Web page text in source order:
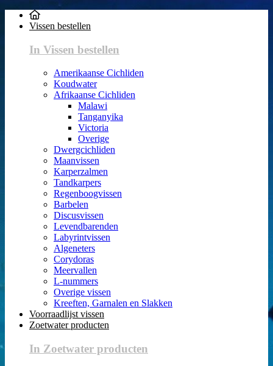
Vissen bestellen
In Vissen bestellen
Amerikaanse Cichliden
Koudwater
Afrikaanse Cichliden
Malawi
Tanganyika
Victoria
Overige
Dwergcichliden
Maanvissen
Karperzalmen
Tandkarpers
Regenboogvissen
Barbelen
Discusvissen
Levendbarenden
Labyrintvissen
Algeneters
Corydoras
Meervallen
L-nummers
Overige vissen
Kreeften, Garnalen en Slakken
Voorraadlijst vissen
Zoetwater producten
In Zoetwater producten